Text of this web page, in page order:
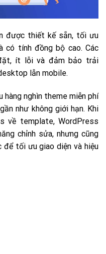
được thiết kế sẵn, tối ưu
có tính đồng bộ cao. Các
ít lỗi và đảm bảo trải
lẫn mobile.
nghìn theme miễn phí
như không giới hạn. Khi
về template, WordPress
chỉnh sửa, nhưng cũng
tối ưu giao diện và hiệu